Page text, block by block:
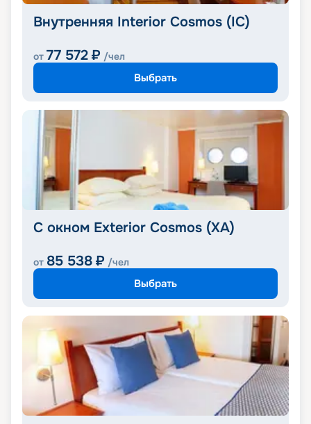
Внутренняя Interior Cosmos (IC)
от 77 572 ₽ /чел
Выбрать
С окном Exterior Cosmos (XA)
от 85 538 ₽ /чел
Выбрать